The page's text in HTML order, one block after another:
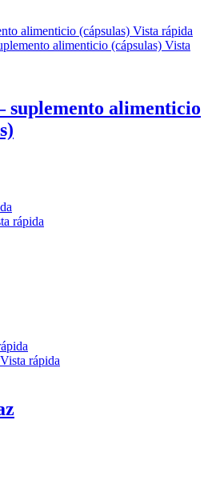
Vista rápida
Vista
suplemento alimenticio
rápida
Vista rápida